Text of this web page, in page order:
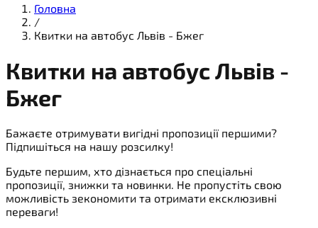
Головна
/
Квитки на автобус Львів - Бжег
Квитки на автобусЛьвів -
Бжег
Бажаєте отримувати вигідні пропозиції першими?
Підпишіться на нашу розсилку!
Будьте першим, хто дізнається про спеціальні
пропозиції, знижки та новинки. Не пропустіть свою
можливість зекономити та отримати ексклюзивні
переваги!